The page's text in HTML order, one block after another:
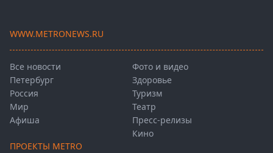
WWW.METRONEWS.RU
Все новости
Петербург
Россия
Мир
Афиша
Фото и видео
Здоровье
Туризм
Театр
Пресс-релизы
Кино
ПРОЕКТЫ METRO